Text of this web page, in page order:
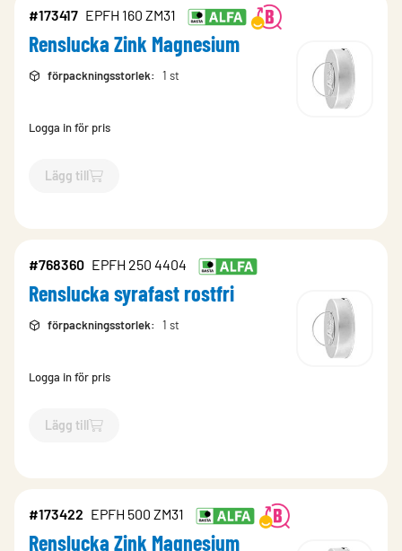
#173417 EPFH 160 ZM31
Renslucka Zink Magnesium
förpackningsstorlek: 1 st
Logga in för pris
Lägg till
`$Lägg till
#768360 EPFH 250 4404
Renslucka syrafast rostfri
förpackningsstorlek: 1 st
Logga in för pris
Lägg till
`$Lägg till
#173422 EPFH 500 ZM31
Renslucka Zink Magnesium